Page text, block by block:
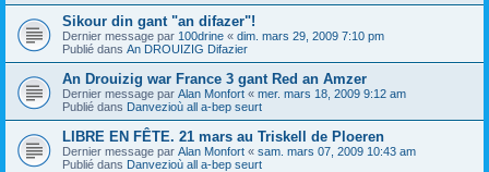
Sikour din gant "an difazer"!
Dernier message par 100drine « dim. mars 29, 2009 7:10 pm
Publié dans An DROUIZIG Difazier
An Drouizig war France 3 gant Red an Amzer
Dernier message par Alan Monfort « mer. mars 18, 2009 9:12 am
Publié dans Danvezioù all a-bep seurt
LIBRE EN FÊTE. 21 mars au Triskell de Ploeren
Dernier message par Alan Monfort « sam. mars 07, 2009 10:43 am
Publié dans Danvezioù all a-bep seurt